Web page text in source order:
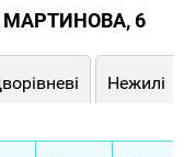
МАРТИНОВА, 6
Нежилі